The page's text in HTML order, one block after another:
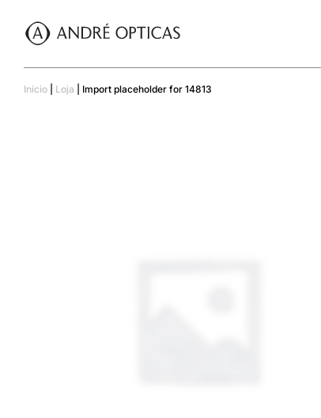
Início Loja Import placeholder for 14813